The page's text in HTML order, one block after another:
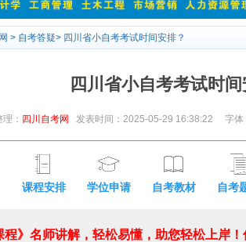
> 自考答疑> 四川省小自考考试时间安排？
四川省小自考考试时
： 四川自考网 发表时间：2025-05-29 16:38:22 字体
课程安排 学位申请 自考教材 自考
程》名师讲解，轻松易懂，助您轻松上岸